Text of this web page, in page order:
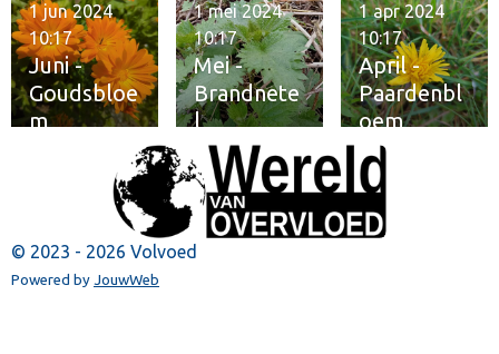
Juni -
Goudsbloe
m
1 jun 2024
10:17
Mei -
Brandnete
l
1 mei 2024
10:17
April -
Paardenbl
oem
1 apr 2024
10:17
© 2023 - 2026 Volvoed
Powered by JouwWeb